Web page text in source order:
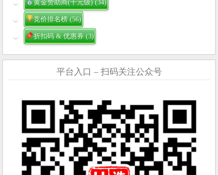
黄金赞助商(千元级)(34)
竞价排名榜(56)
折扣码 & 优惠券(3)
平台入口 – 扫码关注公众号